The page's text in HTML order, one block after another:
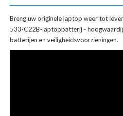
Breng uw originele laptop weer tot
533-C22B-laptopbatterij -
batterijen en veiligheidsvoorzieningen.